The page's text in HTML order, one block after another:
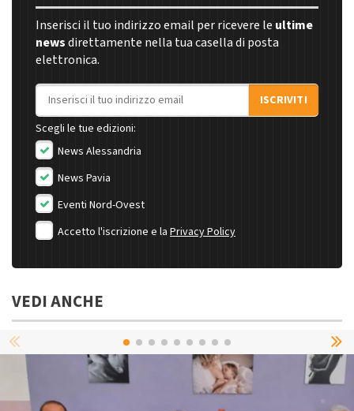
Inserisci il tuo indirizzo email per ricevere le ultime
newsdirettamente nella tua casella di posta
elettronica.
Indirizzo email
ISCRIVITI
Scegli le tue edizioni:
News Alessandria
News Pavia
Eventi Nord-Ovest
Accetto l'iscrizione e la Privacy Policy
VEDI ANCHE